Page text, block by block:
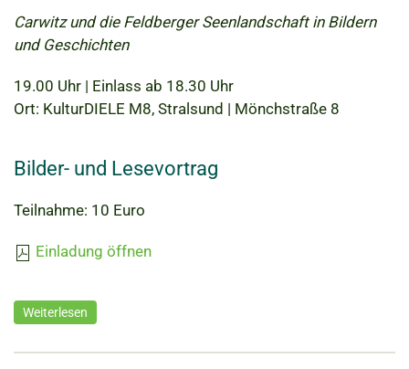
Carwitz und die Feldberger Seenlandschaft in Bildern
und Geschichten
19.00 Uhr | Einlass ab 18.30 Uhr
Ort: KulturDIELE M8, Stralsund | Mönchstraße 8
Bilder- und Lesevortrag
Teilnahme: 10 Euro
Einladung öffnen
Weiterlesen